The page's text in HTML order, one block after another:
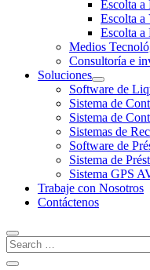
Escolta a
Escolta a
Escolta a
Medios
Consultoría e
Soluciones
Software de
Sistema de
Sistema de
Sistemas de
Software de
Sistema de
Sistema GPS
Trabaje con Nosotros
Contáctenos